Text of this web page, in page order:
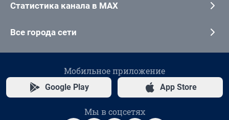
Статистика канала в MAX
Все города сети
Мобильное приложение
Google Play App Store
Мы в соцсетях